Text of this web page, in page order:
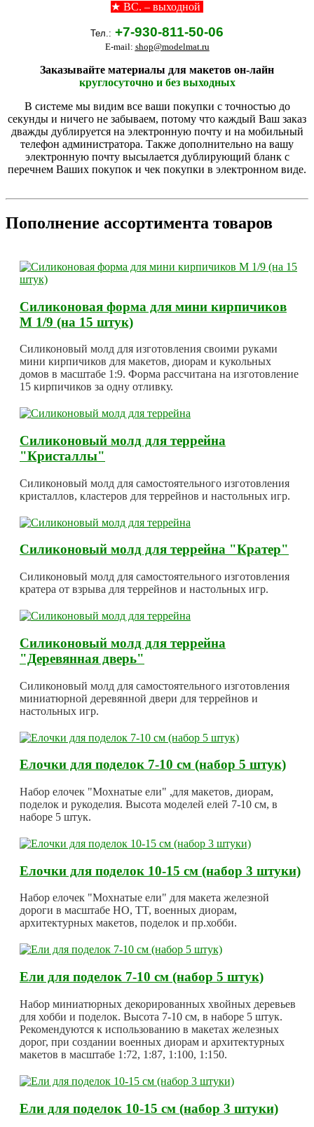
★ ВС. – выходной
Тел.: +7-930-811-50-06
E-mail: shop@modelmat.ru
Заказывайте материалы для макетов он-лайн
круглосуточно и без выходных
В системе мы видим все ваши покупки с точностью до
секунды и ничего не забываем, потому что каждый Ваш заказ
дважды дублируется на электронную почту и на мобильный
телефон администратора. Также дополнительно на вашу
электронную почту высылается дублирующий бланк с
перечнем Ваших покупок и чек покупки в электронном виде.
Пополнение ассортимента товаров
Силиконовая форма для мини кирпичиков
М 1/9 (на 15 штук)
Силиконовый молд для изготовления своими руками
мини кирпичиков для макетов, диорам и кукольных
домов в масштабе 1:9. Форма рассчитана на изготовление
15 кирпичиков за одну отливку.
Силиконовый молд для террейна
"Кристаллы"
Силиконовый молд для самостоятельного изготовления
кристаллов, кластеров для террейнов и настольных игр.
Силиконовый молд для террейна "Кратер"
Силиконовый молд для самостоятельного изготовления
кратера от взрыва для террейнов и настольных игр.
Силиконовый молд для террейна
"Деревянная дверь"
Силиконовый молд для самостоятельного изготовления
миниатюрной деревянной двери для террейнов и
настольных игр.
Елочки для поделок 7-10 см (набор 5 штук)
Набор елочек "Мохнатые ели" ,для макетов, диорам,
поделок и рукоделия. Высота моделей елей 7-10 см, в
наборе 5 штук.
Елочки для поделок 10-15 см (набор 3 штуки)
Набор елочек "Мохнатые ели" для макета железной
дороги в масштабе HO, TT, военных диорам,
архитектурных макетов, поделок и пр.хобби.
Ели для поделок 7-10 см (набор 5 штук)
Набор миниатюрных декорированных хвойных деревьев
для хобби и поделок. Высота 7-10 см, в наборе 5 штук.
Рекомендуются к использованию в макетах железных
дорог, при создании военных диорам и архитектурных
макетов в масштабе 1:72, 1:87, 1:100, 1:150.
Ели для поделок 10-15 см (набор 3 штуки)